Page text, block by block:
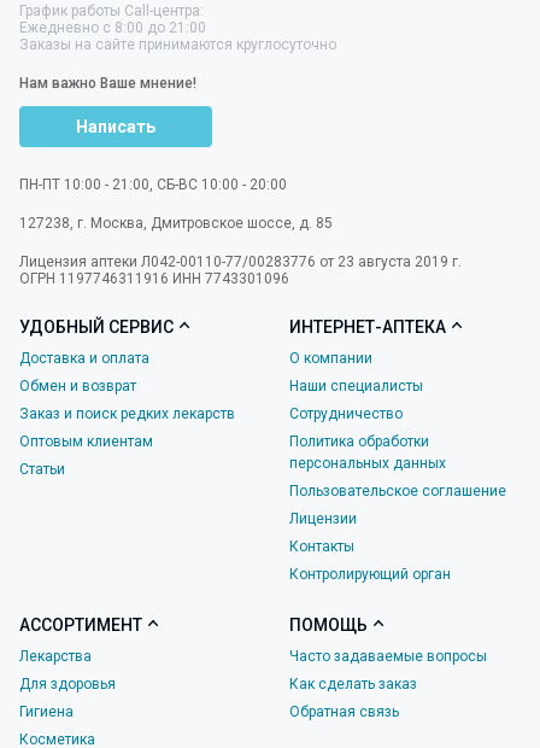
График работы Call-центра:
Ежедневно с 8:00 до 21:00
Заказы на сайте принимаются круглосуточно
Нам важно Ваше мнение!
Написать
ПН-ПТ 10:00 - 21:00, СБ-ВС 10:00 - 20:00
127238 г. Москва Дмитровское шоссе, д. 85
Лицензия аптеки Л042-00110-77/00283776 от 23 августа 2019 г.
ОГРН 1197746311916 ИНН 7743301096
УДОБНЫЙ СЕРВИС
Доставка и оплата
Обмен и возврат
Заказ и поиск редких лекарств
Оптовым клиентам
Статьи
ИНТЕРНЕТ-АПТЕКА
О компании
Наши специалисты
Сотрудничество
Политика обработки
персональных данных
Пользовательское соглашение
Лицензии
Контакты
Контролирующий орган
АССОРТИМЕНТ
Лекарства
Для здоровья
Гигиена
Косметика
ПОМОЩЬ
Часто задаваемые вопросы
Как сделать заказ
Обратная связь